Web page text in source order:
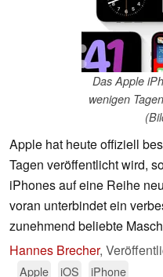
Das Apple
wenigen
Apple hat heute offiziell
Tagen veröffentlicht wird,
iPhones auf eine Reihe
voran unterbindet ein
zunehmend beliebte
Hannes Brecher,
Apple iOS iPhone